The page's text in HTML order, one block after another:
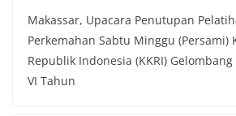
Makassar, Upacara Penutupan
Perkemahan Sabtu Minggu (Persami)
Republik Indonesia (KKRI) Gelombang
VI Tahun